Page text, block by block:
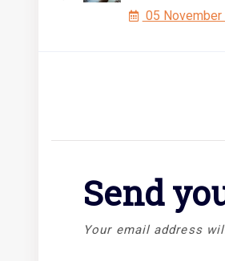
05 November
Send
Your email address